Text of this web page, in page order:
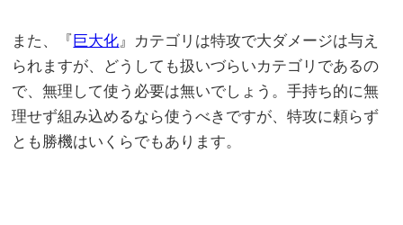
また、『 巨大化』カテゴリは特攻で大ダメージは与え
られますが、どうしても扱いづらいカテゴリであるの
で、無理して使う必要は無いでしょう。手持ち的に無
理せず組み込めるなら使うべきですが、特攻に頼らず
とも勝機はいくらでもあります。